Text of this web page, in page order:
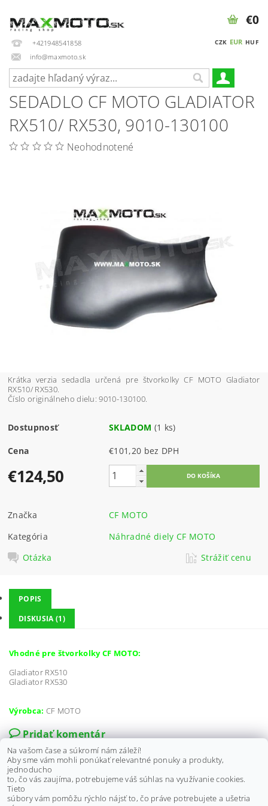
+421948541858
info@maxmoto.sk
CZK EUR HUF
€0
SEDADLO CF MOTO GLADIATOR
RX510/ RX530, 9010-130100
Neohodnotené
Krátka verzia sedadla určená pre štvorkolky CF MOTO Gladiator
RX510/ RX530.
Číslo originálneho dielu: 9010-130100.
Dostupnosť SKLADOM (1 ks)
Cena €101,20 bez DPH
€124,50
Značka
CF MOTO
Kategória
Náhradné diely CF MOTO
Otázka
Strážiť cenu
POPIS
DISKUSIA (1)
Vhodné pre štvorkolky CF MOTO:
Gladiator RX510
Gladiator RX530
Výrobca: CF MOTO
Pridať komentár
T Tomáš
27.6.2024 08:22
Na vašom čase a súkromí nám záleží!
Aby sme vám mohli ponúkať relevantné ponuky a produkty,
jednoducho
to, čo vás zaujíma, potrebujeme váš súhlas na využívanie cookies.
Tieto
súbory vám pomôžu rýchlo nájsť to, čo práve potrebujete a ušetria